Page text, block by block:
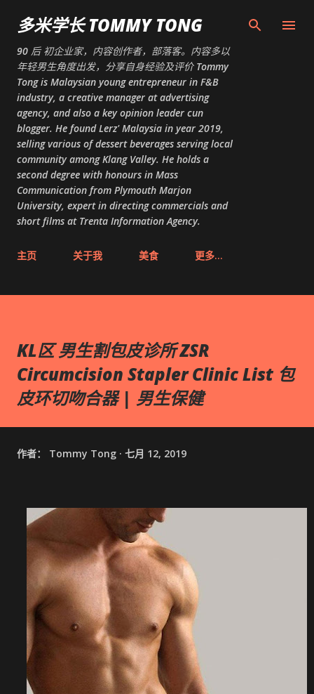
跳至主要内容
多米学长 TOMMY TONG
90 后 初企业家，内容创作者，部落客。内容多以
年轻男生角度出发，分享自身经验及评价 Tommy
Tong is Malaysian young entrepreneur in F&B
industry, a creative manager at advertising
agency, and also a key opinion leader cun
blogger. He found Lerz' Malaysia in year 2019,
selling various of dessert beverages serving local
community among Klang Valley. He holds a
second degree with honours in Mass
Communication from Plymouth Marjon
University, expert in directing commercials and
short films at Trenta Information Agency.
主页 关于我 美食 更多…
KL区 男生割包皮诊所 ZSR
Circumcision Stapler Clinic List 包
皮环切吻合器 | 男生保健
作者： Tommy Tong 七月 12, 2019